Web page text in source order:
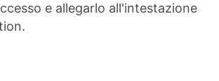
e allegarlo all'intestazione